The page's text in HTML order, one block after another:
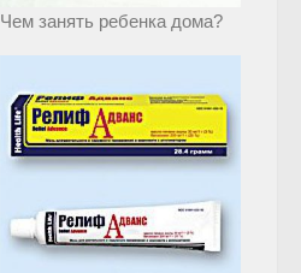
Чем занять ребенка дома?